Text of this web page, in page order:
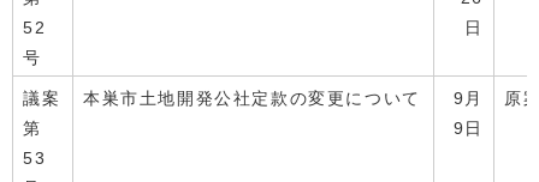
52
号
日
議案
第
53
本巣市土地開発公社定款の変更について
9月
9日
原